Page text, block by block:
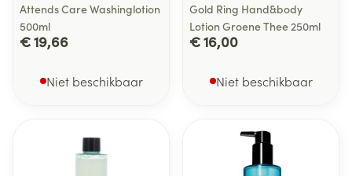
Attends Care Washinglotion
500ml
€ 19,66
Niet beschikbaar
Gold Ring Hand&body
Lotion Groene Thee 250ml
€ 16,00
Niet beschikbaar